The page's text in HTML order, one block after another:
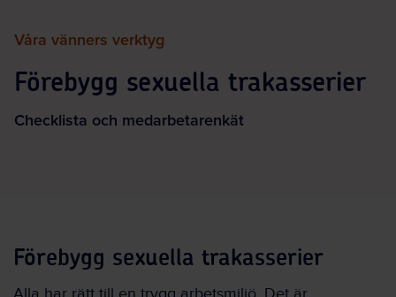
Våra vänners verktyg
Förebygg sexuella trakasserier
Checklista och medarbetarenkät
Förebygg sexuella trakasserier